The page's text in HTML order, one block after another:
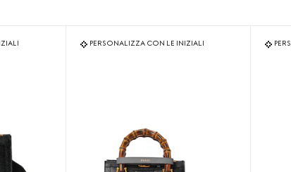
PERSONALIZZA CON LE INIZIALI